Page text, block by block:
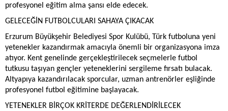
profesyonel eğitim alma şansı elde edecek.
GELECEĞİN FUTBOLCULARI SAHAYA ÇIKACAK
Erzurum Büyükşehir Belediyesi Spor Kulübü, Türk futboluna yeni
yetenekler kazandırmak amacıyla önemli bir organizasyona imza
atıyor. Kent genelinde gerçekleştirilecek seçmelerle futbol
tutkusu taşıyan gençler yeteneklerini sergileme fırsatı bulacak.
Altyapıya kazandırılacak sporcular, uzman antrenörler eşliğinde
profesyonel futbol eğitimine başlayacak.
YETENEKLER BİRÇOK KRİTERDE DEĞERLENDİRİLECEK